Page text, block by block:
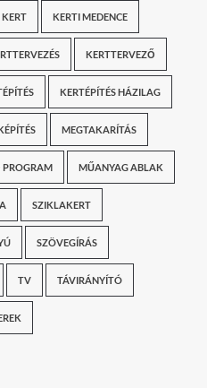
KERT KERTI MEDENCE
KERTTERVEZŐ
KERTÉPÍTÉS HÁZILAG
MEGTAKARÍTÁS
PROGRAM MŰANYAG ABLAK
SZIKLAKERT
SZÖVEGÍRÁS
TV TÁVIRÁNYÍTÓ